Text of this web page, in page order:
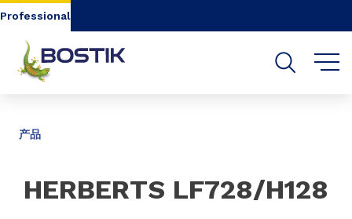
Go to content
Professional
产品
HERBERTS LF728/H128